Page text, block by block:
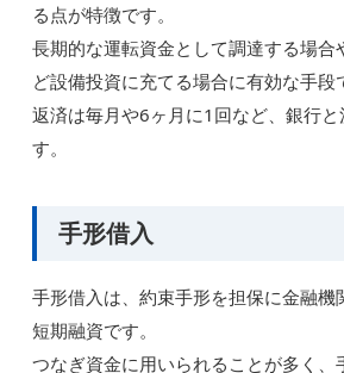
る点が特徴です。
長期的な運転資金として調達する場合
ど設備投資に充てる場合に有効な手段
返済は毎月や6ヶ月に1回など、銀行
す。
手形借入
手形借入は、約束手形を担保に金融機
短期融資です。
つなぎ資金に用いられることが多く、